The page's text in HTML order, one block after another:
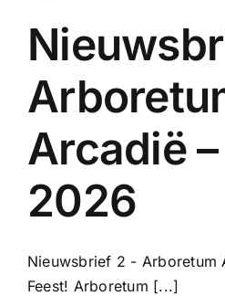
Arcadië
2026
Nieuwsbrief 2 - Arboretum
Feest! Arboretum [...]